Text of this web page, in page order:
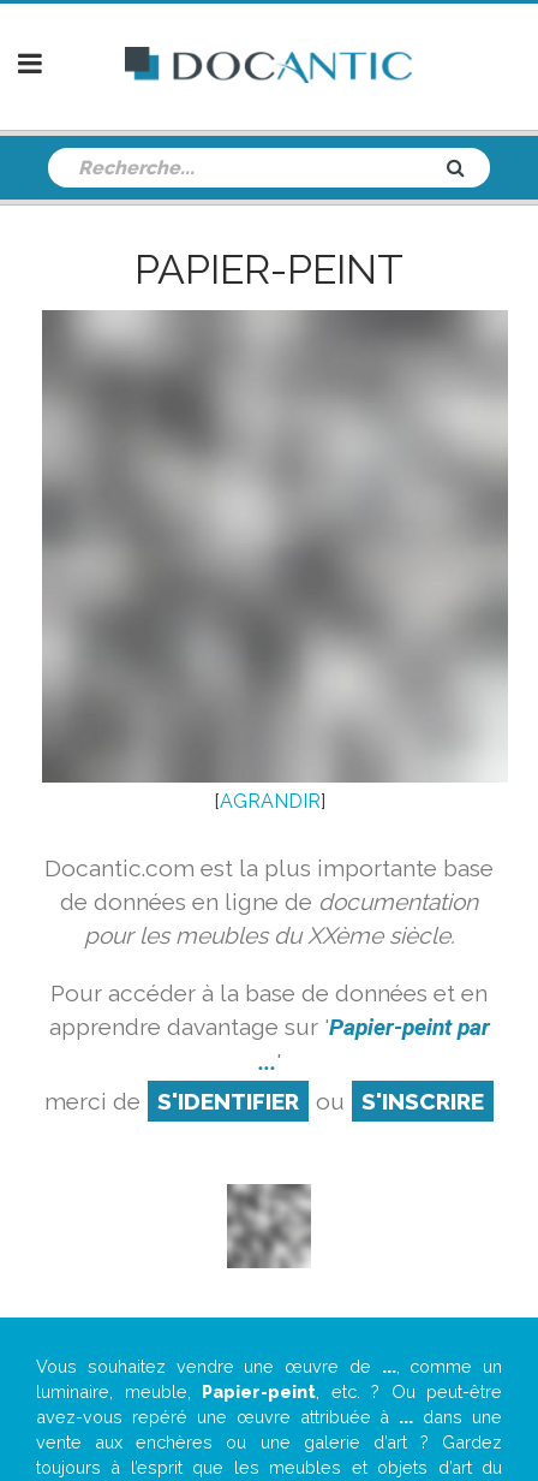
PAPIER-PEINT
[AGRANDIR]
Docantic.com est la plus importante base
de données en ligne de documentation
pour les meubles du XXème siècle.
Pour accéder à la base de données et en
apprendre davantage sur 'Papier-peint par
...'
merci de
S'IDENTIFIER ou S'INSCRIRE
Vous souhaitez vendre une œuvre de ..., comme un
luminaire, meuble, Papier-peint , etc. ? Ou peut-être
avez-vous repéré une œuvre attribuée à ... dans une
vente aux enchères ou une galerie d’art ? Gardez
toujours à l’esprit que les meubles et objets d’art du